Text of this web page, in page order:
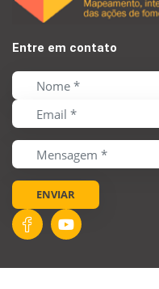
Entre em contato